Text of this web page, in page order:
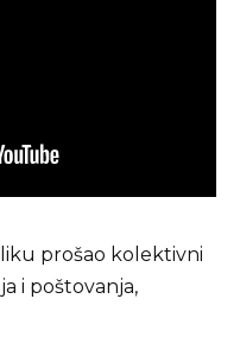
prošao kolektivni
i poštovanja,